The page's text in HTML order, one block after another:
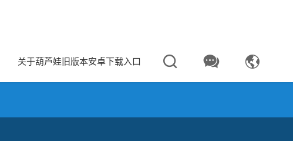
关于葫芦娃旧版本安卓下载入口   